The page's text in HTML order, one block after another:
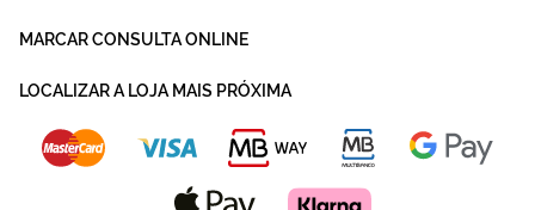
MARCAR CONSULTA ONLINE
LOCALIZAR A LOJA MAIS PRÓXIMA